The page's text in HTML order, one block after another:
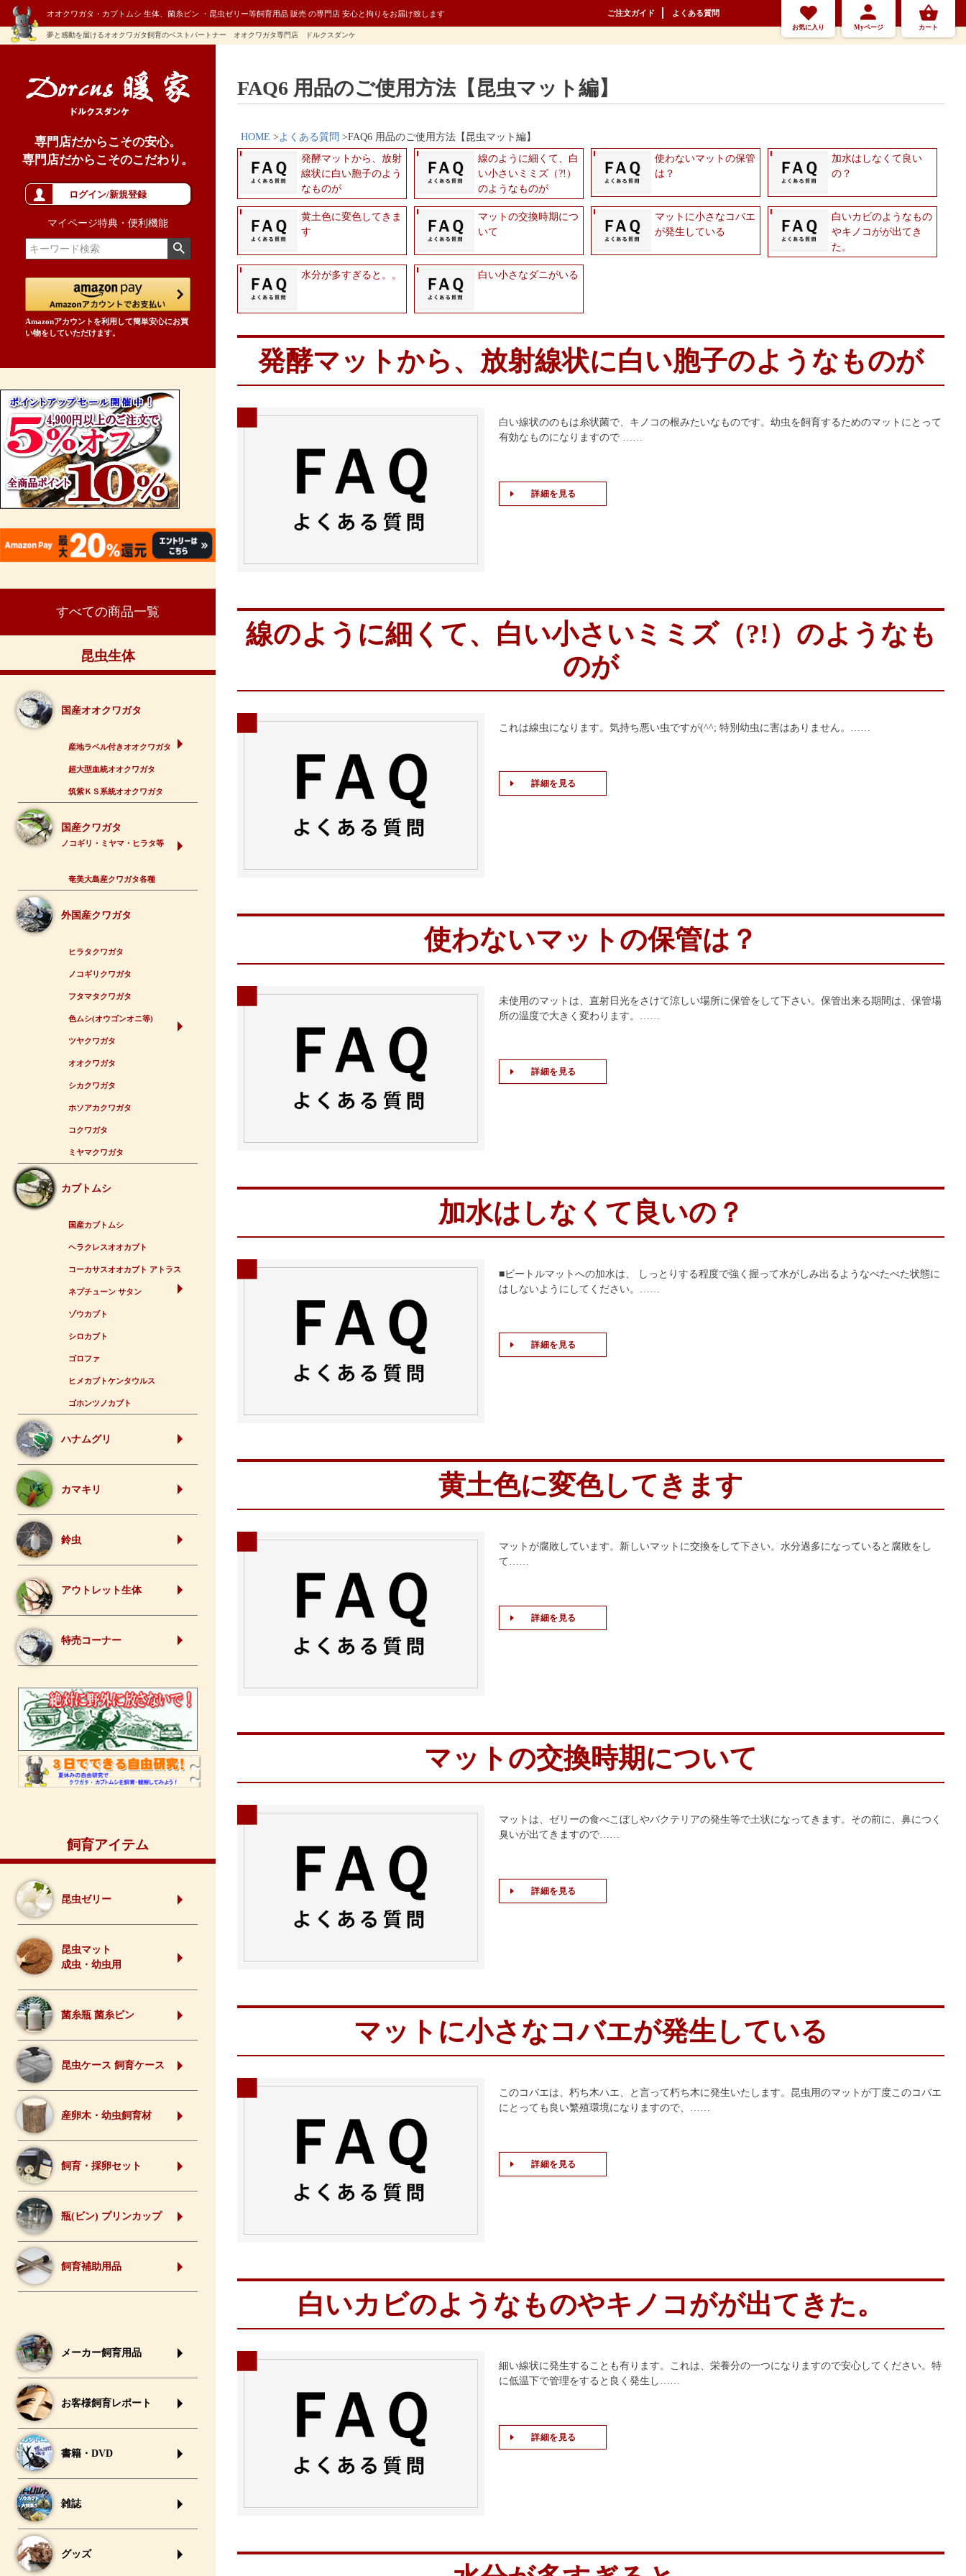
オオクワガタ・カブトムシ 生体、菌糸ビン ・昆虫ゼリー等飼育用品 販売 の専門店 安心と拘りをお届け致します ご注文ガイド よくある質問
夢と感動を届けるオオクワガタ飼育のベストパートナー オオクワガタ専門店 ドルクスダンケ
お気に入り Myページ カート
専門店だからこその安心。
専門店だからこそのこだわり。
ログイン/新規登録
マイページ特典・便利機能
Amazonアカウントを利用して簡単安心にお買
い物をしていただけます。
すべての商品一覧
昆虫生体
国産オオクワガタ
産地ラベル付きオオクワガタ
超大型血統オオクワガタ
筑紫ＫＳ系統オオクワガタ
国産クワガタ
ノコギリ・ミヤマ・ヒラタ等
奄美大島産クワガタ各種
外国産クワガタ
ヒラタクワガタ
ノコギリクワガタ
フタマタクワガタ
色ムシ(オウゴンオニ等)
ツヤクワガタ
オオクワガタ
シカクワガタ
ホソアカクワガタ
コクワガタ
ミヤマクワガタ
カブトムシ
国産カブトムシ
ヘラクレスオオカブト
コーカサスオオカブト アトラス
ネプチューン サタン
ゾウカブト
シロカブト
ゴロファ
ヒメカブトケンタウルス
ゴホンツノカブト
ハナムグリ
カマキリ
鈴虫
アウトレット生体
特売コーナー
飼育アイテム
昆虫ゼリー
昆虫マット
成虫・幼虫用
菌糸瓶 菌糸ビン
昆虫ケース 飼育ケース
産卵木・幼虫飼育材
飼育・採卵セット
瓶(ビン) プリンカップ
飼育補助用品
メーカー飼育用品
お客様飼育レポート
書籍・DVD
雑誌
グッズ
FAQ6 用品のご使用方法【昆虫マット編】
HOME よくある質問
FAQ6 用品のご使用方法【昆虫マット編】
発酵マットから、放射
線状に白い胞子のよう
なものが
線のように細くて、白
い小さいミミズ（?!）
のようなものが
使わないマットの保管
は？
加水はしなくて良い
の？
黄土色に変色してきま
す
マットの交換時期につ
いて
マットに小さなコバエ
が発生している
白いカビのようなもの
やキノコがが出てき
た。
水分が多すぎると。。 白い小さなダニがいる
発酵マットから、放射線状に白い胞子のようなものが
白い線状ののもは糸状菌で、キノコの根みたいなものです。幼虫を飼育するためのマットにとって
有効なものになりますので ……
詳細を見る
線のように細くて、白い小さいミミズ（?!）のようなも
のが
これは線虫になります。気持ち悪い虫ですが(^^; 特別幼虫に害はありません。……
詳細を見る
使わないマットの保管は？
未使用のマットは、直射日光をさけて涼しい場所に保管をして下さい。保管出来る期間は、保管場
所の温度で大きく変わります。……
詳細を見る
加水はしなくて良いの？
■ビートルマットへの加水は、 しっとりする程度で強く握って水がしみ出るようなべたべた状態に
はしないようにしてください。……
詳細を見る
黄土色に変色してきます
マットが腐敗しています。新しいマットに交換をして下さい。水分過多になっていると腐敗をし
て……
詳細を見る
マットの交換時期について
マットは、ゼリーの食べこぼしやバクテリアの発生等で土状になってきます。その前に、鼻につく
臭いが出てきますので……
詳細を見る
マットに小さなコバエが発生している
このコバエは、朽ち木ハエ、と言って朽ち木に発生いたします。昆虫用のマットが丁度このコバエ
にとっても良い繁殖環境になりますので、……
詳細を見る
白いカビのようなものやキノコがが出てきた。
細い線状に発生することも有ります。これは、栄養分の一つになりますので安心してください。特
に低温下で管理をすると良く発生し……
詳細を見る